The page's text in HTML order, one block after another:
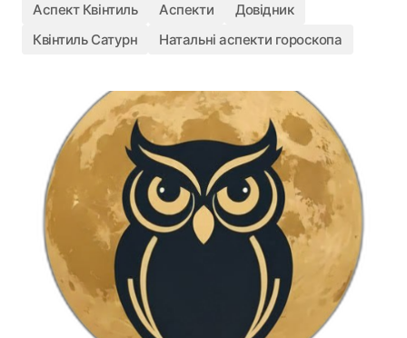
Аспект Квінтиль Аспекти
Довідник
Квінтиль Сатурн
Натальні аспекти гороскопа